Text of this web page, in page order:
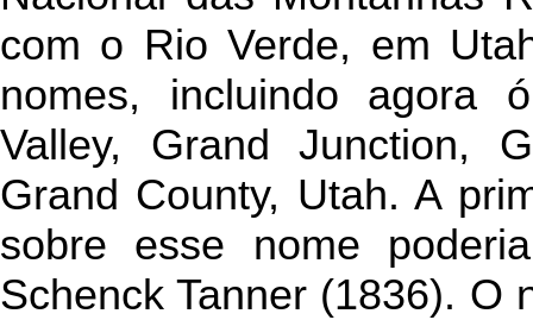
com o Rio Verde, em
nomes, incluindo agora
Valley, Grand Junction,
Grand County, Utah. A
sobre esse nome
Schenck Tanner (1836). O